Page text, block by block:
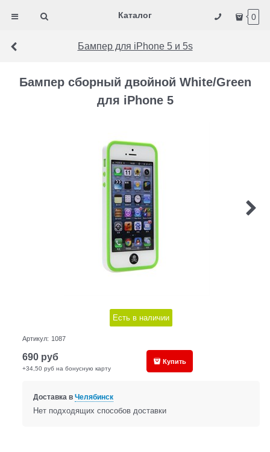
Каталог 0
Бампер для iPhone 5 и 5s
Бампер сборный двойной White/Green
для iPhone 5
Есть в наличии
Артикул: 1087
690 руб
+34,50 руб на бонусную карту
Купить
Доставка в Челябинск
Нет подходящих способов доставки